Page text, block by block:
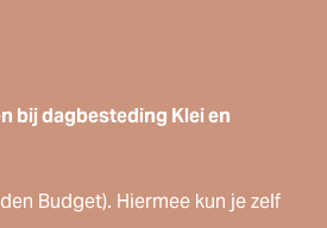
bij dagbesteding Klei en
Budget). Hiermee kun je zelf